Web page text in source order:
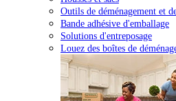
Outils de déménagement et
Bande adhésive d'emballage
Solutions d'entreposage
Louez des boîtes de